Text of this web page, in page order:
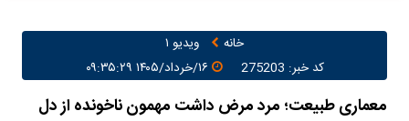
خانه
ویدیو ۱
کد خبر: 275203
معماری طبیعت؛ مرد مرض داشت مهمون ناخونده از دل